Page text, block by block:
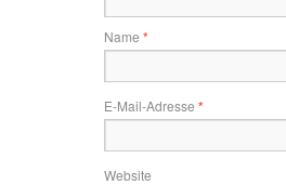
Name *
E-Mail-Adresse *
Website